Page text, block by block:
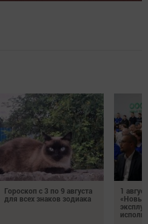
Гороскоп с 3 по 9 августа
для всех знаков зодиака
1
«Новые